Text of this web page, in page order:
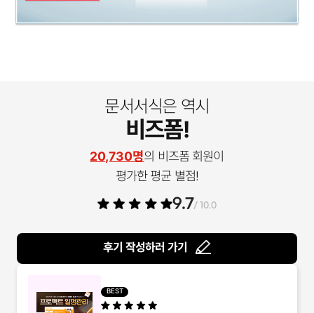
문서서식은 역시
비즈폼!
20,730명의 비즈폼 회원이
평가한 평균 별점!
9.7/ 10.0
후기 작성하러 가기
BEST